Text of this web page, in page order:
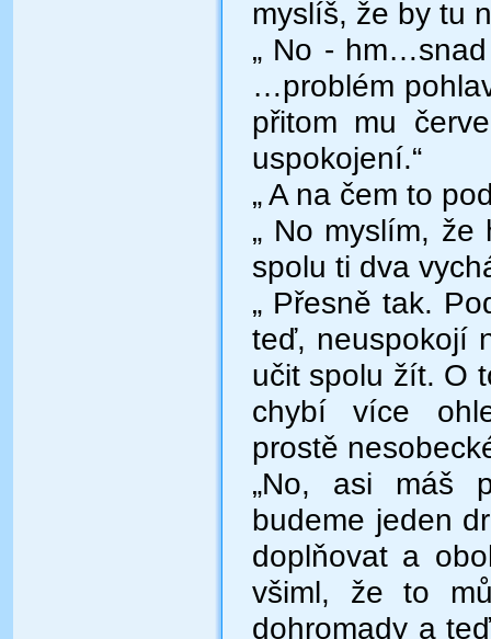
myslíš, že by tu
„ No -
…problém
přitom mu
uspokojení.“
„ A na čem to
„ No myslím,
spolu ti dva
„ Přesně tak.
teď, neuspokojí
učit spolu žít. O
chybí více
prostě
„No, asi máš
budeme jeden
doplňovat a
všiml, že to
dohromady a